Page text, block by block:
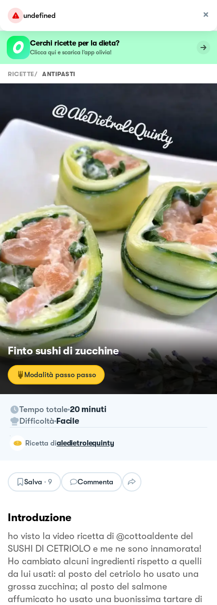
undefined
Cerchi ricette per la dieta?
Clicca qui e scarica l’app olivia!
RICETTE/ ANTIPASTI
Finto sushi di zucchine
Modalità passo passo
Tempo totale 20 minuti
Difficoltà Facile
ricetta dialedietrolequinty
Salva · 9 Commenta
Introduzione
ho visto la video ricetta di @cottoaldente del
SUSHI DI CETRIOLO e me ne sono innamorata!
Ho cambiato alcuni ingredienti rispetto a quelli
da lui usati: al posto del cetriolo ho usato una
grossa zucchina; al posto del salmone
affumicato ho usato una buonissima tartare di